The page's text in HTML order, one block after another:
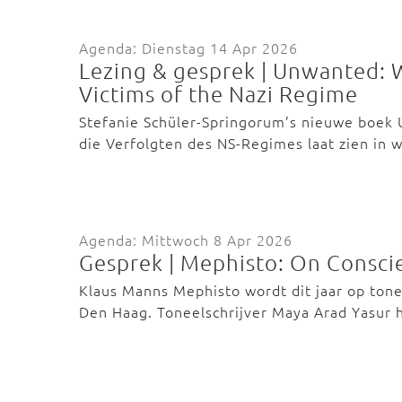
Agenda: Dienstag 14 Apr 2026
Lezing & gesprek | Unwanted:
Victims of the Nazi Regime
Stefanie Schüler-Springorum’s nieuwe
die Verfolgten des NS-Regimes laat zien in
Agenda: Mittwoch 8 Apr 2026
Gesprek | Mephisto: On
Klaus Manns Mephisto wordt dit jaar op
Den Haag. Toneelschrijver Maya Arad